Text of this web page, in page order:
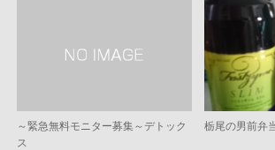
～緊急無料モニター募集～デトック
ス
栃尾の男前弁